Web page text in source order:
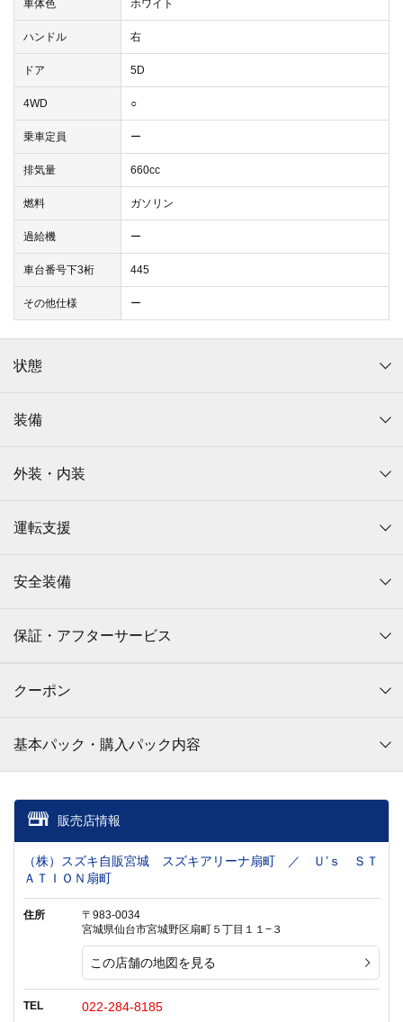
車体色 ホワイト
ハンドル 右
ドア 5D
4WD ○
乗車定員 ー
排気量 660cc
燃料 ガソリン
過給機 ー
車台番号下3桁 445
その他仕様 ー
状態
装備
外装・内装
運転支援
安全装備
保証・アフターサービス
クーポン
基本パック・購入パック内容
販売店情報
（株）スズキ自販宮城 スズキアリーナ扇町 ／ Ｕ’ｓ ＳＴ
ＡＴＩＯＮ扇町
住所
〒983-0034
宮城県仙台市宮城野区扇町５丁目１１−３
この店舗の地図を見る
TEL 022-284-8185